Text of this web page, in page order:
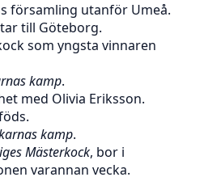
församling utanför Umeå.
till Göteborg.
som yngsta vinnaren
kamp.
med Olivia Eriksson.
kamp.
Mästerkock, bor i
varannan vecka.